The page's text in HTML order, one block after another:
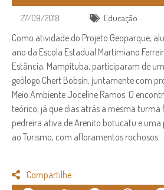
27/09/2018 Educação
Como atividade do Projeto Geoparque,
ano da Escola Estadual Martimiano
Estância, Mampituba, participaram de
geólogo Chert Bobsin, juntamente com
Meio Ambiente Joceline Ramos. O
teórico, já que dias atrás a mesma
pedreira ativa de Arenito botucatu e
ao Turismo, com afloramentos rochosos.
Compartilhe